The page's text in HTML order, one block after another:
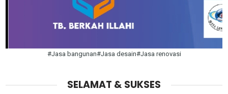
#Jasa bangunan#Jasa desain#Jasa renovasi
SELAMAT & SUKSES